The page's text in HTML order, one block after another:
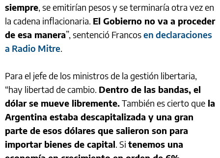
siempre, se emitirían pesos y se terminaría otra vez en
la cadena inflacionaria. El Gobierno no va a proceder
de esa manera”, sentenció Francosen declaraciones
a Radio Mitre.
Para el jefe de los ministros de la gestión libertaria,
“hay libertad de cambio. Dentro de las bandas, el
dólar se mueve libremente.También es cierto que la
Argentina estaba descapitalizada y una gran
parte de esos dólares que salieron son para
importar bienes de capital. Si tenemos una